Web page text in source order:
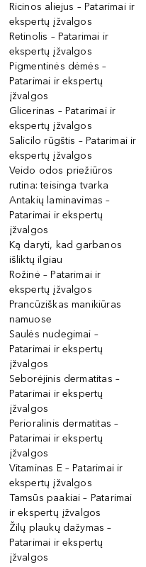
Ricinos aliejus – Patarimai ir
ekspertų įžvalgos
Retinolis – Patarimai ir
ekspertų įžvalgos
Pigmentinės dėmės –
Patarimai ir ekspertų
įžvalgos
Glicerinas – Patarimai ir
ekspertų įžvalgos
Salicilo rūgštis – Patarimai ir
ekspertų įžvalgos
Veido odos priežiūros
rutina: teisinga tvarka
Antakių laminavimas –
Patarimai ir ekspertų
įžvalgos
Ką daryti, kad garbanos
išliktų ilgiau
Rožinė – Patarimai ir
ekspertų įžvalgos
Prancūziškas manikiūras
namuose
Saulės nudegimai –
Patarimai ir ekspertų
įžvalgos
Seborėjinis dermatitas –
Patarimai ir ekspertų
įžvalgos
Perioralinis dermatitas –
Patarimai ir ekspertų
įžvalgos
Vitaminas E – Patarimai ir
ekspertų įžvalgos
Tamsūs paakiai – Patarimai
ir ekspertų įžvalgos
Žilų plaukų dažymas –
Patarimai ir ekspertų
įžvalgos